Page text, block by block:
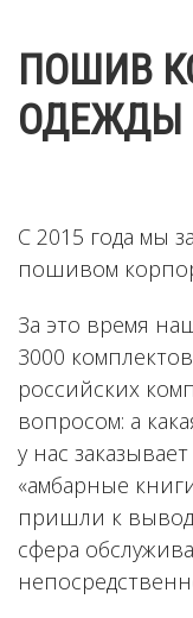
ПОШИВ
ОДЕЖДЫ
С 2015 года мы
пошивом
За это время
3000
российских
вопросом: а
у нас
«амбарные
пришли к
сфера